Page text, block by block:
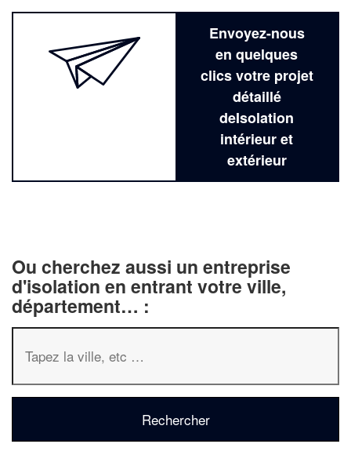
Envoyez-nous
en quelques
clics votre projet
détaillé
deIsolation
intérieur et
extérieur
Ou cherchez aussi un entreprise
d'isolation en entrant votre ville,
département… :